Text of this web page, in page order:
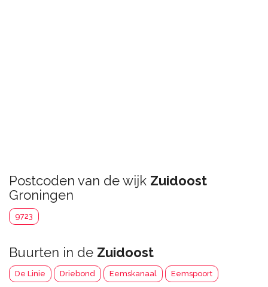
Postcoden van de wijk Zuidoost
Groningen
9723
Buurten in de Zuidoost
De Linie Driebond Eemskanaal Eemspoort